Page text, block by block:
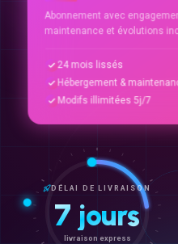
Abonnement avec
maintenance et évolutions
24 mois lissés
Hébergement &
Modifs illimitées 5j/7
DÉLAI DE LIVRAISON
7 jours
livraison express